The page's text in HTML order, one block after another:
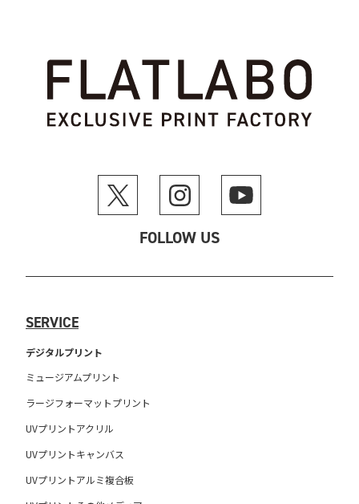
FOLLOW US
SERVICE
デジタルプリント
ミュージアムプリント
ラージフォーマットプリント
UVプリントアクリル
UVプリントキャンバス
UVプリントアルミ複合板